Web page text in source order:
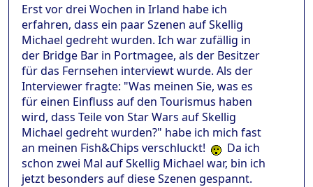
Erst vor drei Wochen in Irland habe ich
erfahren, dass ein paar Szenen auf Skellig
Michael gedreht wurden. Ich war zufällig in
der Bridge Bar in Portmagee, als der Besitzer
für das Fernsehen interviewt wurde. Als der
Interviewer fragte: "Was meinen Sie, was es
für einen Einfluss auf den Tourismus haben
wird, dass Teile von Star Wars auf Skellig
Michael gedreht wurden?" habe ich mich fast
an meinen Fish&Chips verschluckt!
Da ich
schon zwei Mal auf Skellig Michael war, bin ich
jetzt besonders auf diese Szenen gespannt.